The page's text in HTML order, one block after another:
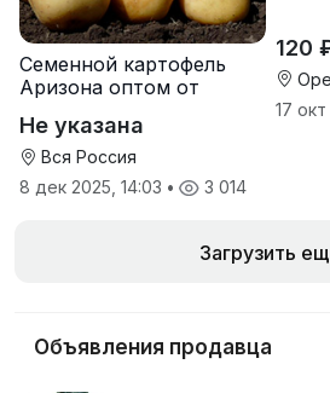
Семенной картофель
Аризона оптом от
Не указана
Вся Россия
8 дек 2025, 14:03 • 3 014
120
17 окт
Загрузить
Объявления продавца